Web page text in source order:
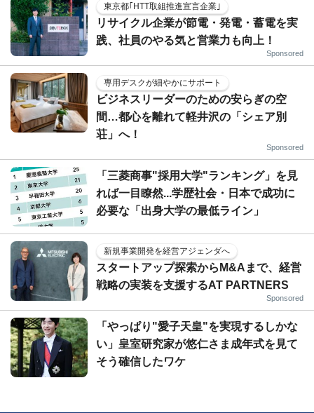
東京都｢HTT取組推進宣言企業｣
リサイクル企業が節電・発電・蓄電を実
践、社員のやる気と営業力も向上！
Sponsored
専用デスクが細やかにサポート
ビジネスリーダーのための安らぎの空
間…都心を離れて軽井沢の「シェア別
荘」へ！
Sponsored
「三菱商事"採用大学"ランキング」を見
れば一目瞭然...学歴社会・日本で成功に
必要な「出身大学の最低ライン」
新規事業開発を経営アジェンダへ
スタートアップ探索からM&Aまで、経営
戦略の実装を支援するAT PARTNERS
Sponsored
「やっぱり"愛子天皇"を実現するしかな
い」皇室研究家が悠仁さま成年式を見て
そう確信したワケ